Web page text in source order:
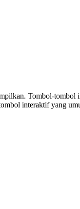
Tombol-
interaktif yang